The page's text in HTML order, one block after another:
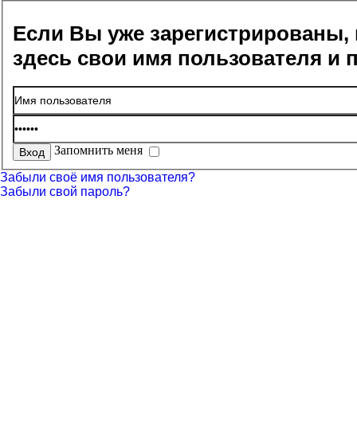
Если Вы уже зарегистрированы,
здесь свои имя пользователя и
Запомнить меня
Забыли своё имя пользователя?
Забыли свой пароль?